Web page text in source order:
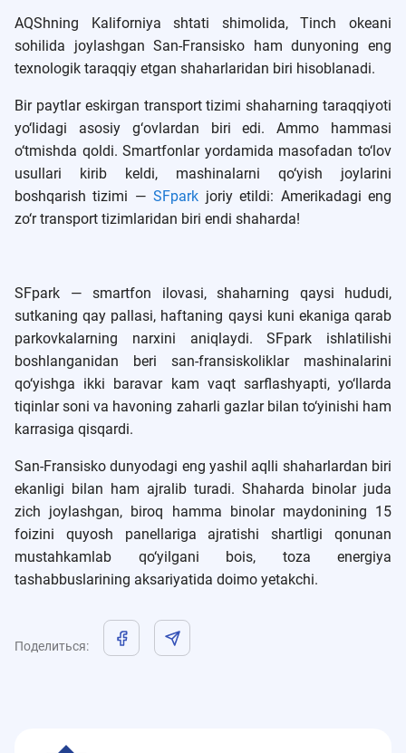
AQShning Kaliforniya shtati shimolida, Tinch okeani
sohilida joylashgan San-Fransisko ham dunyoning eng
texnologik taraqqiy etgan shaharlaridan biri hisoblanadi.
Bir paytlar eskirgan transport tizimi shaharning taraqqiyoti
yo‘lidagi asosiy g‘ovlardan biri edi. Ammo hammasi
o‘tmishda qoldi. Smartfonlar yordamida masofadan to‘lov
usullari kirib keldi, mashinalarni qo‘yish joylarini
boshqarish tizimi —SFpark joriy etildi: Amerikadagi eng
zo‘r transport tizimlaridan biri endi shaharda!
SFpark — smartfon ilovasi, shaharning qaysi hududi,
sutkaning qay pallasi, haftaning qaysi kuni ekaniga qarab
parkovkalarning narxini aniqlaydi. SFpark ishlatilishi
boshlanganidan beri san-fransiskoliklar mashinalarini
qo‘yishga ikki baravar kam vaqt sarflashyapti, yo‘llarda
tiqinlar soni va havoning zaharli gazlar bilan to‘yinishi ham
karrasiga qisqardi.
San-Fransisko dunyodagi eng yashil aqlli shaharlardan biri
ekanligi bilan ham ajralib turadi. Shaharda binolar juda
zich joylashgan, biroq hamma binolar maydonining 15
foizini quyosh panellariga ajratishi shartligi qonunan
mustahkamlab qo‘yilgani bois, toza energiya
tashabbuslarining aksariyatida doimo yetakchi.
Поделиться: